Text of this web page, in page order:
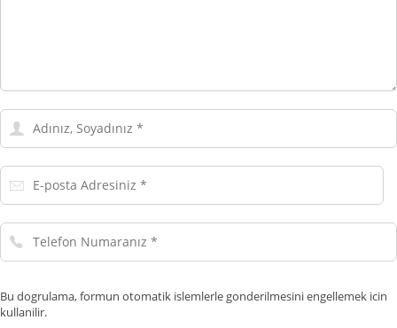
Adınız,
Soyadınız
E-
posta
Adresiniz
Telefon
Numaranız
Bu dogrulama, formun otomatik islemlerle gonderilmesini engellemek icin
kullanilir.